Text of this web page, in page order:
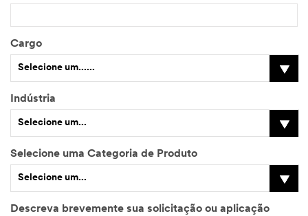
Cargo
Selecione um......
Indústria
Selecione um...
Selecione uma Categoria de Produto
Selecione um...
Descreva brevemente sua solicitação ou aplicação